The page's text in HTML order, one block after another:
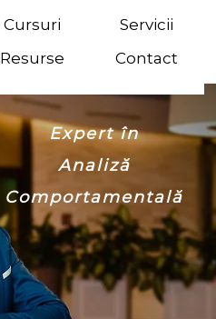
Cursuri
Servicii
Resurse
Contact
Expert în
Analiză
Comportamentală